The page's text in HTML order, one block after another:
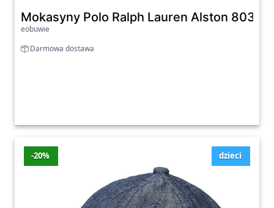
Mokasyny Polo Ralph Lauren Alston
eobuwie
Darmowa dostawa
dzieci
-20%